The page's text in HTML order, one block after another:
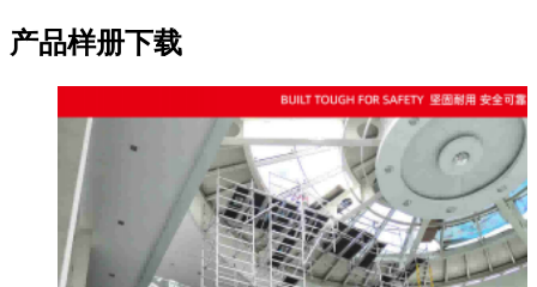
产品样册下载